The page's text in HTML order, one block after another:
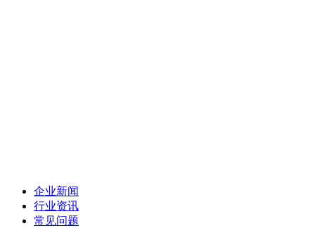
企业新闻
行业资讯
常见问题